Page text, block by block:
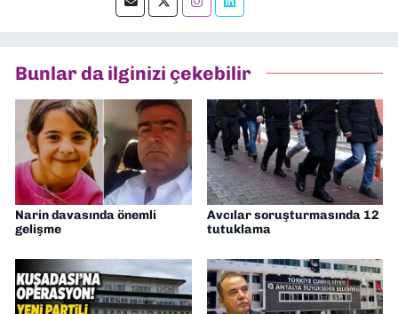
Bunlar da ilginizi çekebilir
Narin davasında önemli
gelişme
Avcılar soruşturmasında 12
tutuklama